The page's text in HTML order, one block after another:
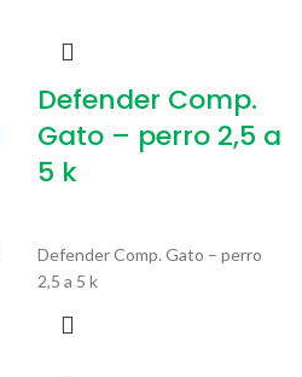
Defender Comp.
Gato – perro 2,5 a
5 k
Defender Comp. Gato – perro
2,5 a 5 k